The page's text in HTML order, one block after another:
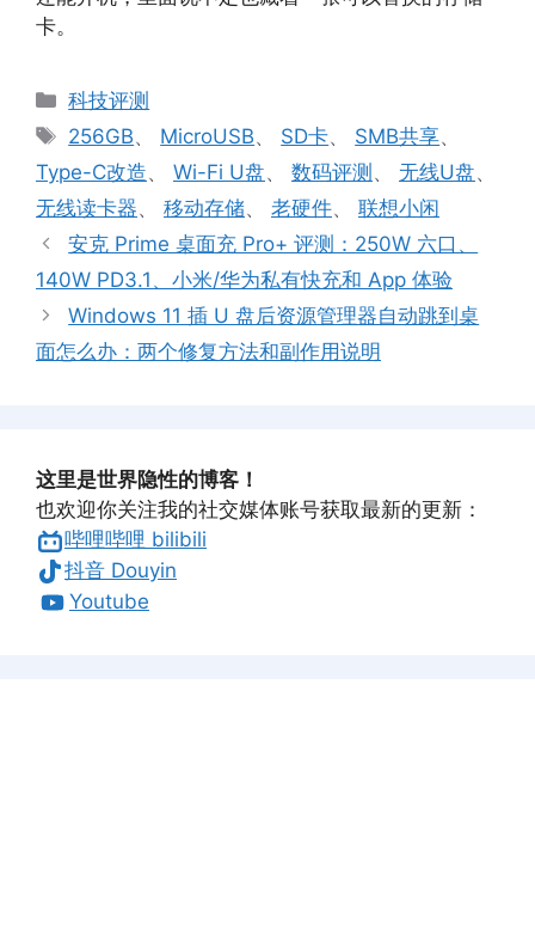
卡。
分
类
科技评测
标
签
256GB、 MicroUSB、 SD卡、 SMB共享、
Type-C改造、 Wi-Fi U盘、 数码评测 、 无线U盘、
无线读卡器、 移动存储、 老硬件、 联想小闲
安克 Prime 桌面充 Pro+ 评测：250W 六口、
140W PD3.1、小米/华为私有快充和 App 体验
Windows 11 插 U 盘后资源管理器自动跳到桌
面怎么办：两个修复方法和副作用说明
这里是世界隐性的博客！
也欢迎你关注我的社交媒体账号获取最新的更新：
哔哩哔哩 bilibili
抖音 Douyin
Youtube